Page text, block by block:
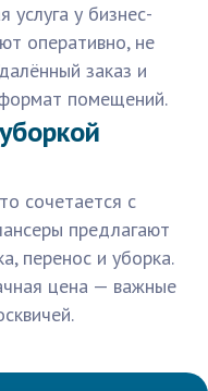
услуга у бизнес-
оперативно, не
заказ и
помещений.
сочетается с
предлагают
перенос и уборка.
цена — важные